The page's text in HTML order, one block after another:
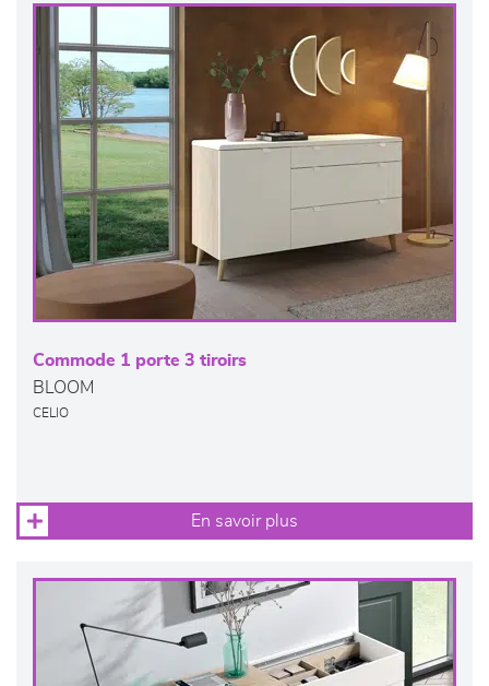
Commode 1 porte 3 tiroirs
BLOOM
CELIO
En savoir plus